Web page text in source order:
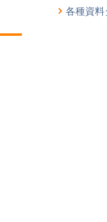
各種資料